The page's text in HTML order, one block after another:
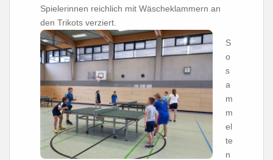
Spielerinnen reichlich mit Wäscheklammern an
den Trikots verziert.
S
o
s
a
m
m
el
te
n